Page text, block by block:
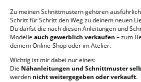
Zu meinen Schnittmustern gehören
Schritt für Schritt den Weg zu deinem neuen
Du darfst die nach diesen Anleitungen und
Modelle auch gewerblich verkaufen – zum
deinem Online-Shop oder im Atelier.
Wichtig ist mir dabei nur eines:
Die Nähanleitungen und Schnittmuster
werden nicht weitergegeben oder verkauft.